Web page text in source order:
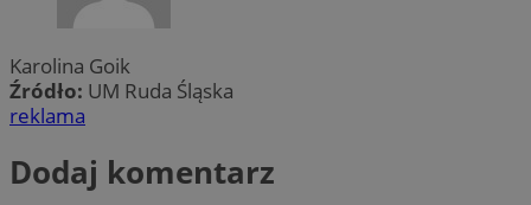
Karolina Goik
Źródło: UM Ruda Śląska
reklama
Dodaj komentarz